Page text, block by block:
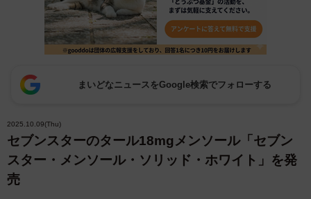
まいどなニュースをGoogle検索でフォローする
2025.10.09(Thu)
セブンスターのタール18mgメンソール「セブン
スター・メンソール・ソリッド・ホワイト」を発
売